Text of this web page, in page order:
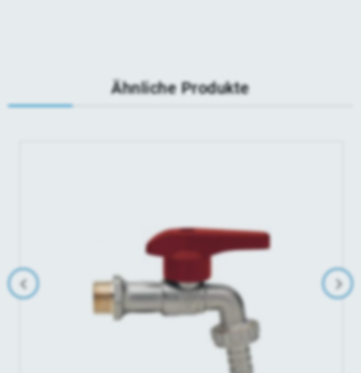
Ähnliche Produkte